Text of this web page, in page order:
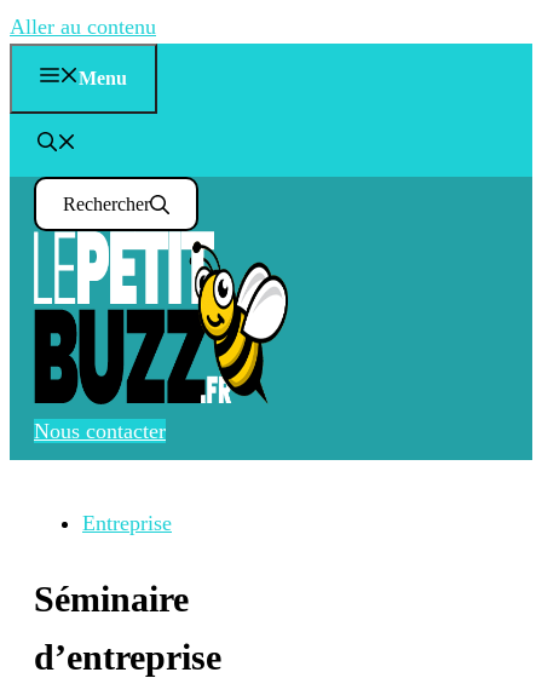
Aller au contenu
Menu
Rechercher
Nous contacter
Entreprise
Séminaire
d’entreprise